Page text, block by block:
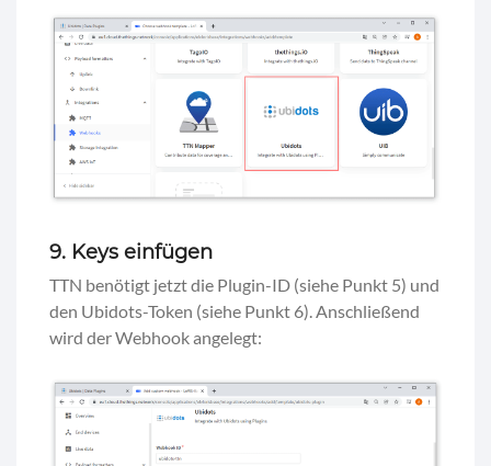
9. Keys einfügen
TTN benötigt jetzt die Plugin-ID (siehe Punkt 5) und
den Ubidots-Token (siehe Punkt 6). Anschließend
wird der Webhook angelegt: